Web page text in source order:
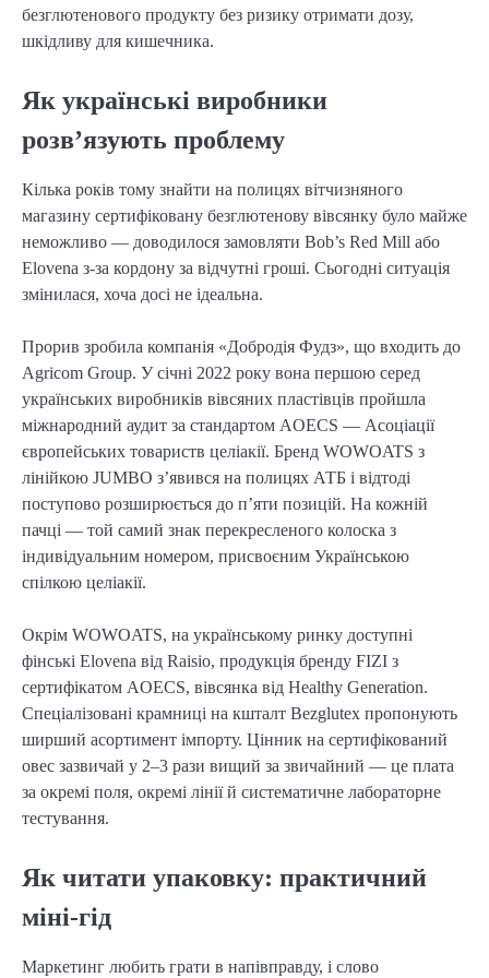
безглютенового продукту без ризику отримати дозу,
шкідливу для кишечника.
Як українські виробники
розв’язують проблему
Кілька років тому знайти на полицях вітчизняного
магазину сертифіковану безглютенову вівсянку було майже
неможливо — доводилося замовляти Bob’s Red Mill або
Elovena з-за кордону за відчутні гроші. Сьогодні ситуація
змінилася, хоча досі не ідеальна.
Прорив зробила компанія «Добродія Фудз», що входить до
Agricom Group. У січні 2022 року вона першою серед
українських виробників вівсяних пластівців пройшла
міжнародний аудит за стандартом AOECS — Асоціації
європейських товариств целіакії. Бренд WOWOATS з
лінійкою JUMBO з’явився на полицях АТБ і відтоді
поступово розширюється до п’яти позицій. На кожній
пачці — той самий знак перекресленого колоска з
індивідуальним номером, присвоєним Українською
спілкою целіакії.
Окрім WOWOATS, на українському ринку доступні
фінські Elovena від Raisio, продукція бренду FIZI з
сертифікатом AOECS, вівсянка від Healthy Generation.
Спеціалізовані крамниці на кшталт Bezglutex пропонують
ширший асортимент імпорту. Цінник на сертифікований
овес зазвичай у 2–3 рази вищий за звичайний — це плата
за окремі поля, окремі лінії й систематичне лабораторне
тестування.
Як читати упаковку: практичний
міні-гід
Маркетинг любить грати в напівправду, і слово